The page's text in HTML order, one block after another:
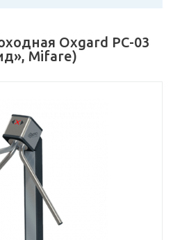
Oxgard РС-03
Mifare)